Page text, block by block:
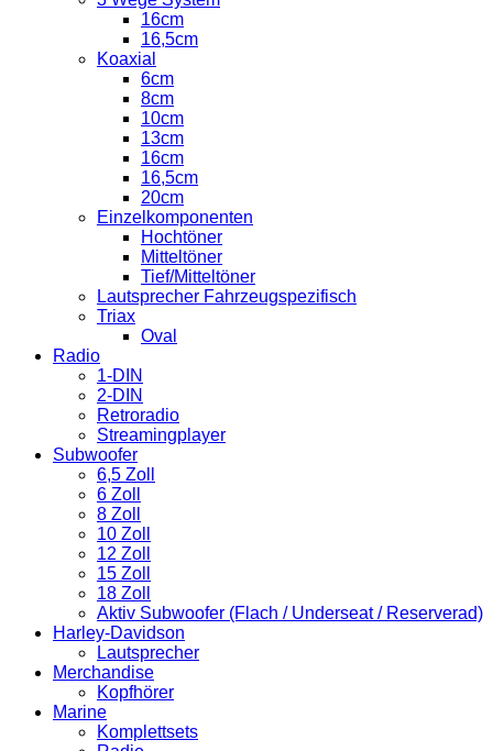
16cm
16,5cm
Koaxial
6cm
8cm
10cm
13cm
16cm
16,5cm
20cm
Einzelkomponenten
Hochtöner
Mitteltöner
Tief/Mitteltöner
Lautsprecher Fahrzeugspezifisch
Triax
Oval
Radio
1-DIN
2-DIN
Retroradio
Streamingplayer
Subwoofer
6,5 Zoll
6 Zoll
8 Zoll
10 Zoll
12 Zoll
15 Zoll
18 Zoll
Aktiv Subwoofer (Flach / Underseat / Reserverad)
Harley-Davidson
Lautsprecher
Merchandise
Kopfhörer
Marine
Komplettsets